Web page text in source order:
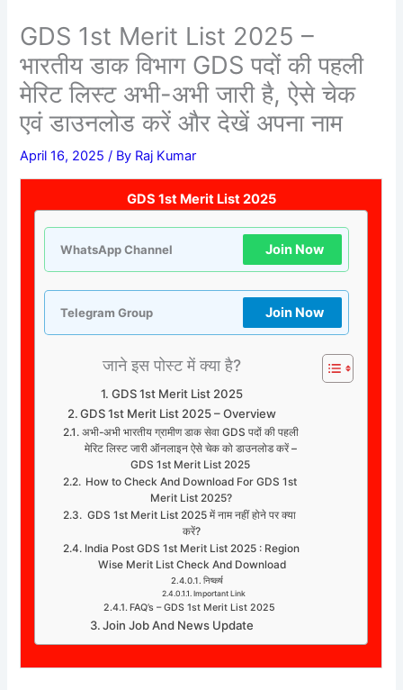
GDS 1st Merit List 2025 –
भारतीय डाक विभाग GDS पदों की पहली
मेरिट लिस्ट अभी-अभी जारी है, ऐसे चेक
एवं डाउनलोड करें और देखें अपना नाम
April 16, 2025/ By Raj Kumar
GDS 1st Merit List 2025
WhatsApp Channel Join Now
Telegram Group Join Now
जाने इस पोस्ट में क्या है?
GDS 1st Merit List 2025
GDS 1st Merit List 2025 – Overview
अभी-अभी भारतीय ग्रामीण डाक सेवा GDS पदों की पहली
मेरिट लिस्ट जारी ऑनलाइन ऐसे चेक को डाउनलोड करें –
GDS 1st Merit List 2025
How to Check And Download For GDS 1st
Merit List 2025?
GDS 1st Merit List 2025 में नाम नहीं होने पर क्या
करें?
India Post GDS 1st Merit List 2025 : Region
Wise Merit List Check And Download
निष्कर्ष
Important Link
FAQ’s – GDS 1st Merit List 2025
Join Job And News Update